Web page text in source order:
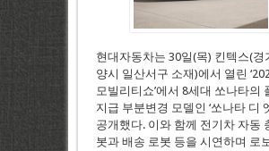
현대자동차는 30일(목) 킨텍스(경
양시 일산서구 소재)에서 열린
모빌리티쇼’에서 8세대 쏘나타의
지급 부분변경 모델인 ‘쏘나타 디
공개했다. 이와 함께 전기차 자동
봇과 배송 로봇 등을 시연하며 로